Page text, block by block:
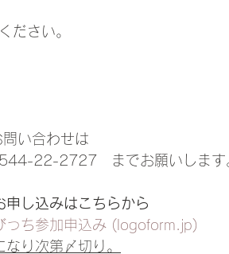
ださい。
い合わせは
22-2727　までお願いします
申し込みはこちらから
っち参加申込み (logoform.jp)
り次第〆切り。